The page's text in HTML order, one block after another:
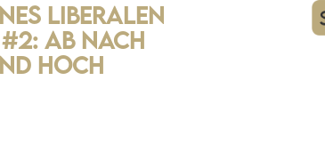
liberalen
Ab nach
hoch